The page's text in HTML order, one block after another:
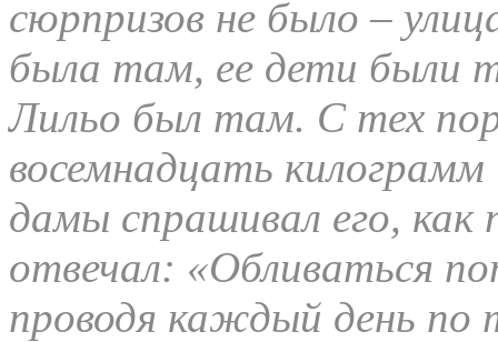
сюрпризов не было –
была там, ее дети были
Лильо был там. С тех пор
восемнадцать
дамы спрашивал его, как
отвечал: «Обливаться
проводя каждый день по